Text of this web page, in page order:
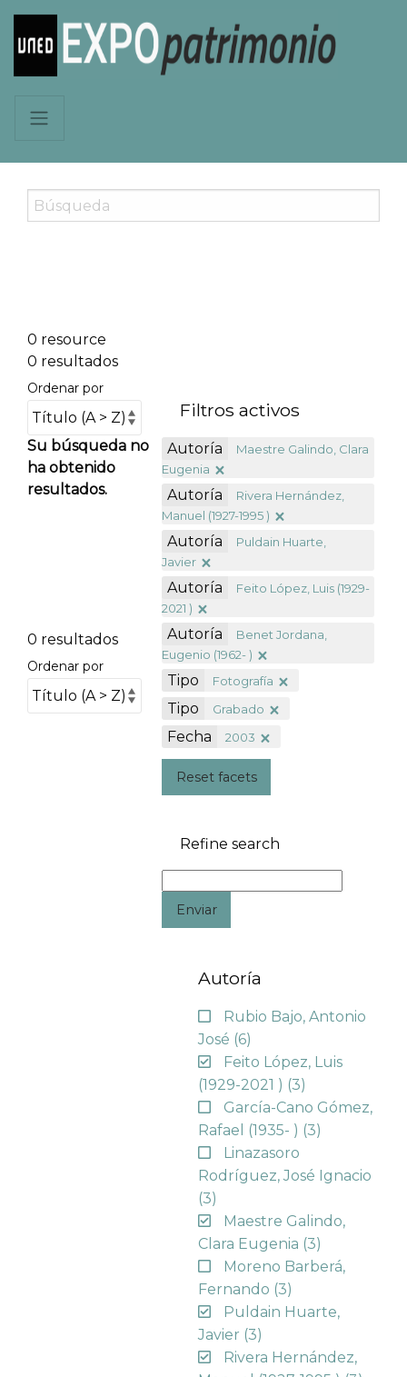
0 resource
0 resultados
Ordenar por
Su búsqueda no
ha obtenido
resultados.
0 resultados
Ordenar por
Filtros activos
Autoría
Maestre Galindo, Clara
Eugenia
Autoría
Rivera Hernández,
Manuel (1927-1995 )
Autoría
Puldain Huarte,
Javier
Autoría
Feito López, Luis (1929-
2021 )
Autoría
Benet Jordana,
Eugenio (1962- )
Tipo Fotografía
Tipo Grabado
Fecha 2003
Reset facets
Refine search
Enviar
Autoría
Rubio Bajo, Antonio
José (6)
Feito López, Luis
(1929-2021 ) (3)
García-Cano Gómez,
Rafael (1935- ) (3)
Linazasoro
Rodríguez, José Ignacio
(3)
Maestre Galindo,
Clara Eugenia (3)
Moreno Barberá,
Fernando (3)
Puldain Huarte,
Javier (3)
Rivera Hernández,